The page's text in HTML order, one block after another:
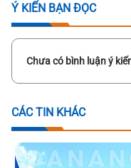
Ý KIẾN BẠN ĐỌC
Chưa có bình luận ý
CÁC TIN KHÁC